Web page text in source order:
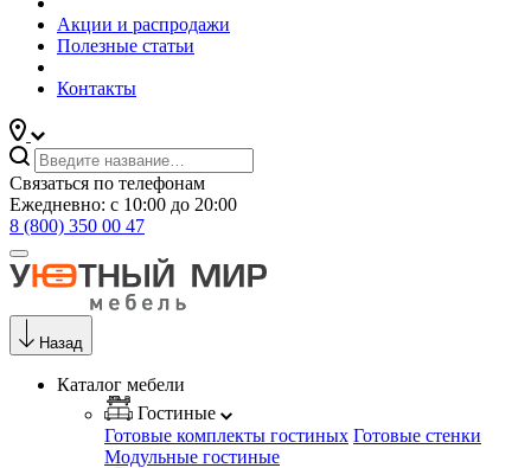
Акции и распродажи
Полезные статьи
Контакты
Связаться по телефонам
Ежедневно: с 10:00 до 20:00
8 (800) 350 00 47
Назад
Каталог мебели
Гостиные
Готовые комплекты гостиных Готовые стенки
Модульные гостиные